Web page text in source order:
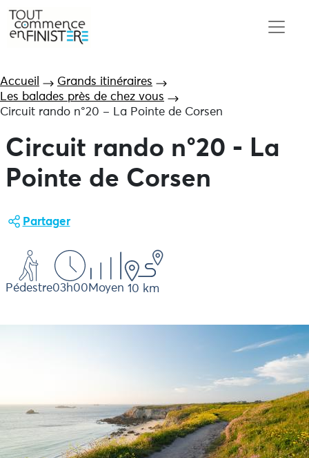
Accueil
Grands itinéraires
Les balades près de chez vous
Circuit rando n°20 – La Pointe de Corsen
Circuit rando n°20 - La
Pointe de Corsen
Partager
Pédestre03h00 Moyen 10 km